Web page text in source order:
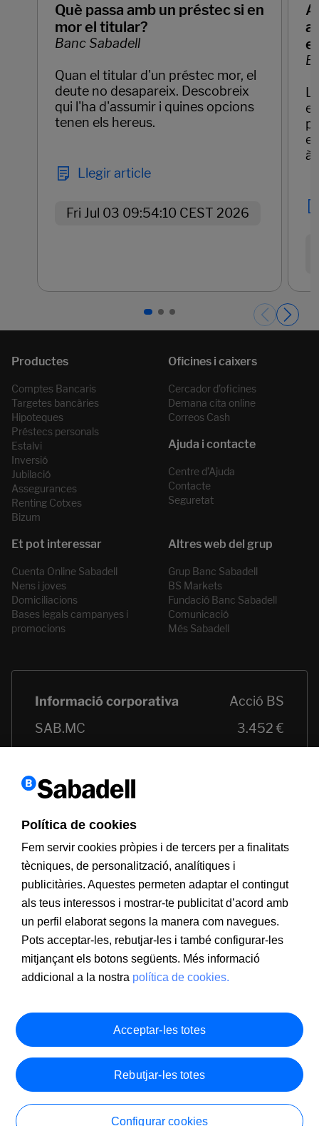
Què passa amb un préstec si en
mor el titular?
Banc Sabadell
Quan el titular d'un préstec mor, el
deute no desapareix. Descobreix
qui l'ha d'assumir i quines opcions
tenen els hereus.
Llegir article
Fri Jul 03 09:54:10 CEST 2026
el
Comptes Bancaris
Targetes bancàries
Hipoteques
Préstecs personals
Estalvi
Inversió
Jubilació
Assegurances
Renting Cotxes
Bizum
Cercador d’oficines
Demana cita online
Correos Cash
Centre d’Ajuda
Contacte
Seguretat
Cuenta Online Sabadell
Nens i joves
Domiciliacions
Bases legals campanyes i
promocions
Grup Banc Sabadell
BS Markets
Fundació Banc Sabadell
Comunicació
Més Sabadell
Política de cookies
Fem servir cookies pròpies i de tercers per a finalitats
tècniques, de personalització, analítiques i
publicitàries. Aquestes permeten adaptar el contingut
als teus interessos i mostrar-te publicitat d’acord amb
un perfil elaborat segons la manera com navegues.
Pots acceptar-les, rebutjar-les i també configurar-les
mitjançant els botons següents. Més informació
addicional a la nostra política de cookies.
Configurar cookies
Rebutjar-les totes
Acceptar-les totes